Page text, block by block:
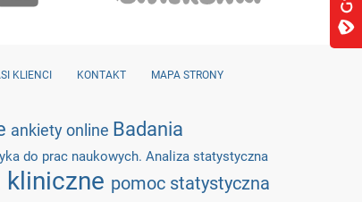
KLIENCI KONTAKT MAPA STRONY
ankiety online Badania
do prac naukowych. Analiza statystyczna
kliniczne pomoc statystyczna